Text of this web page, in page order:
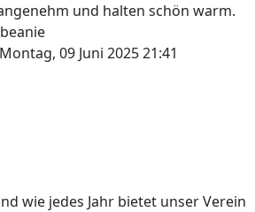
und halten schön warm.
Montag, 09 Juni 2025 21:41
wie jedes Jahr bietet unser Verein